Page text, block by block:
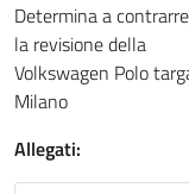
Determina a
la revisione della
Volkswagen Polo
Milano
Allegati: